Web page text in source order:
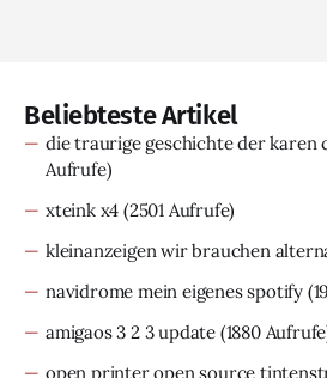
Beliebteste Artikel
die traurige geschichte der karen
Aufrufe)
xteink x4 (2501 Aufrufe)
kleinanzeigen wir brauchen
navidrome mein eigenes spotify
amigaos 3 2 3 update (1880
open printer open source